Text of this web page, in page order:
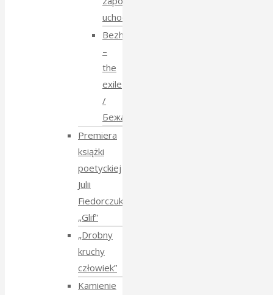
uchodźstwo
Bezhenstvo
–
the
exile
/
Бежанства
Premiera
książki
poetyckiej
Julii
Fiedorczuk
„Glif”
„Drobny
kruchy
człowiek”
Kamienie